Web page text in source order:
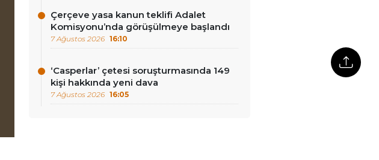
Çerçeve yasa kanun teklifi Adalet
Komisyonu’nda görüşülmeye başlandı
7 Ağustos 2026 16:10
‘Casperlar’ çetesi soruşturmasında 149
kişi hakkında yeni dava
7 Ağustos 2026 16:05